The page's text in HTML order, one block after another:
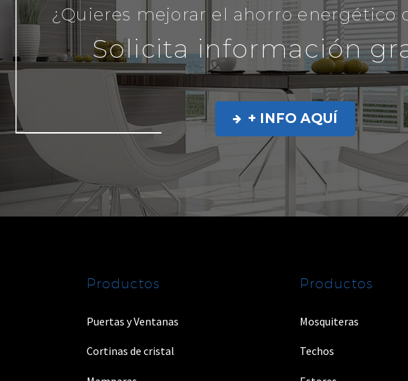
¿Quieres mejorar el ahorro energético
Solicita información
 + INFO AQUÍ
Productos
Puertas y Ventanas
Cortinas de cristal
Productos
Mosquiteras
Techos